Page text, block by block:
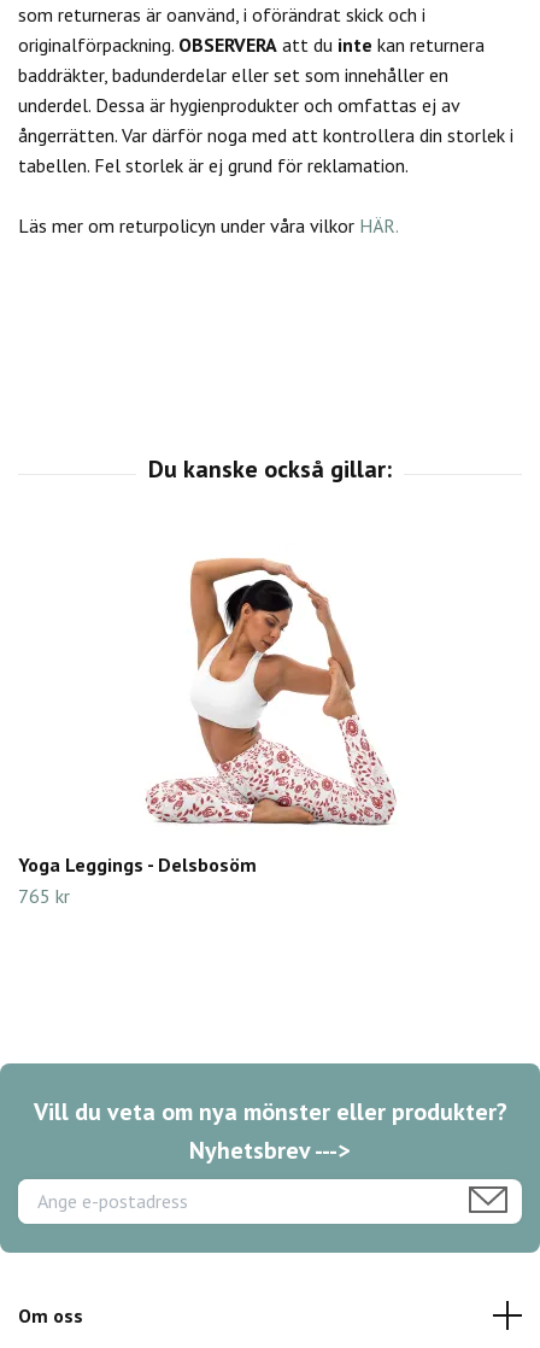
som returneras är oanvänd, i oförändrat skick och i
originalförpackning. OBSERVERA att du inte kan returnera
baddräkter, badunderdelar eller set som innehåller en
underdel. Dessa är hygienprodukter och omfattas ej av
ångerrätten. Var därför noga med att kontrollera din storlek i
tabellen. Fel storlek är ej grund för reklamation.
Läs mer om returpolicyn under våra vilkor HÄR.
Yoga Leggings - Delsbosöm
765 kr
Vill du veta om nya mönster eller produkter?
Nyhetsbrev --->
Om oss